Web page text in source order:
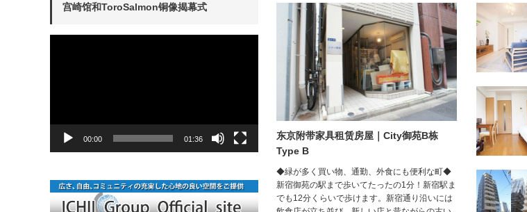
东京附带家具租赁房屋｜City御苑B栋
Type B
◆緑が多く買い物、通勤、外食にも便利な町◆
新宿御苑の駅まで歩いてたったの1分！新宿駅ま
でも12分くらいで歩けます。新宿通り沿いには
宫崎馆和ToroSalmon铜像揭幕式
00:00 01:36